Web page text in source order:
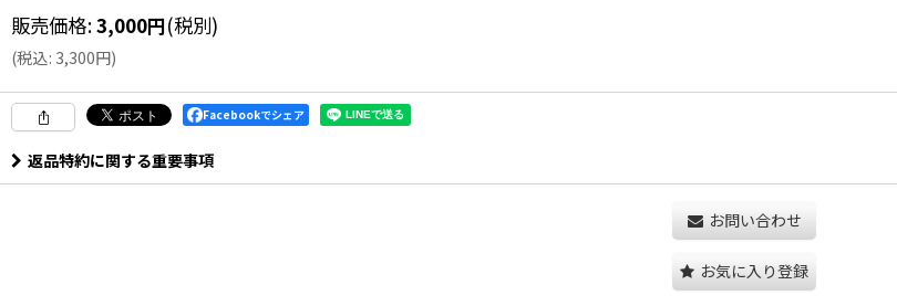
販売価格:3,000円(税別)
(税込: 3,300円)
Facebookでシェア
返品特約に関する重要事項
お問い合わせ
お気に入り登録